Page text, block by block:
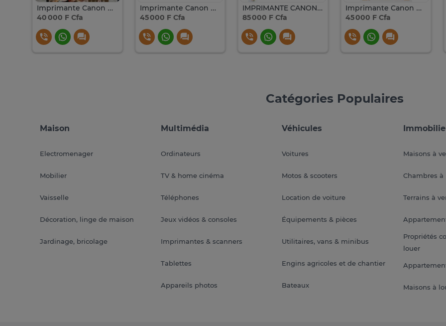
Imprimante Canon PIXMA MG2541S couleur USB compacte
40 000 F Cfa
Imprimante Canon Pixma TS3640 multifonction couleur A4
45 000 F Cfa
IMPRIMANTE CANON Pixma TR-4640 MULTIFONCTIONS COULEUR
85 000 F Cfa
Imprimante Canon pixma 2541s
45 000 F Cfa
Catégories Populaires
Maison
Electromenager
Mobilier
Vaisselle
Décoration, linge de maison
Jardinage, bricolage
Multimédia
Ordinateurs
TV & home cinéma
Téléphones
Jeux vidéos & consoles
Imprimantes & scanners
Tablettes
Appareils photos
Véhicules
Voitures
Motos & scooters
Location de voiture
Équipements & pièces
Utilitaires, vans & minibus
Engins agricoles et de chantier
Bateaux
Maisons à
Chambres à
Terrains à
Propriétés
louer
Maisons à